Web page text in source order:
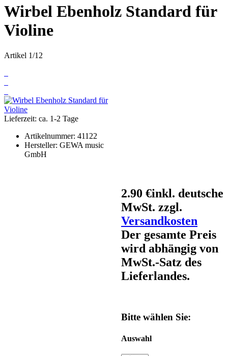
Wirbel Ebenholz Standard für
Violine
Artikel 1/12
Lieferzeit: ca. 1-2 Tage
Artikelnummer: 41122
Hersteller: GEWA music
GmbH
2.90 €inkl. deutsche
MwSt. zzgl.
Versandkosten
Der gesamte Preis
wird abhängig von
MwSt.-Satz des
Lieferlandes.
Bitte wählen Sie:
Auswahl